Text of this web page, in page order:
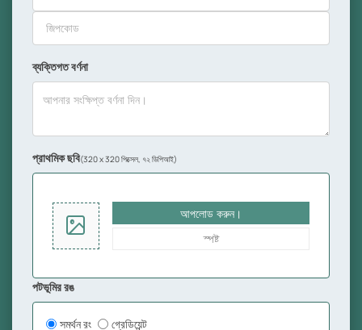
ব্যক্তিগত বর্ণনা
প্রাথমিক ছবি(320 x 320 পিক্সেল, ৭২ ডিপিআই)
আপলোড করুন।
স্পষ্ট
পটভূমির রঙ
সমর্থন রং গ্রেডিয়েন্ট